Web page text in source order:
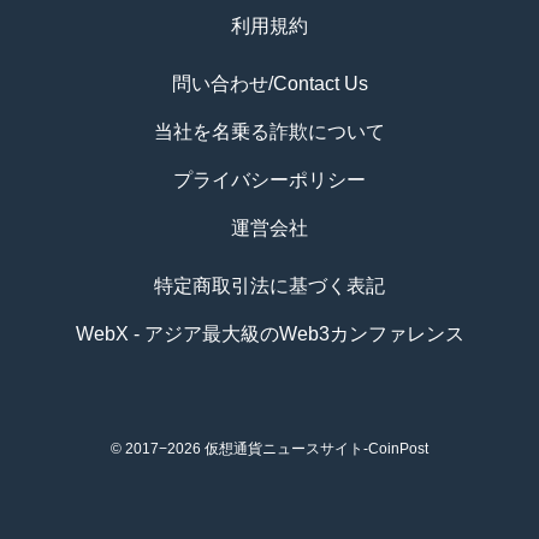
利用規約
問い合わせ/Contact Us
当社を名乗る詐欺について
プライバシーポリシー
運営会社
特定商取引法に基づく表記
WebX - アジア最大級のWeb3カンファレンス
© 2017−2026 仮想通貨ニュースサイト-CoinPost